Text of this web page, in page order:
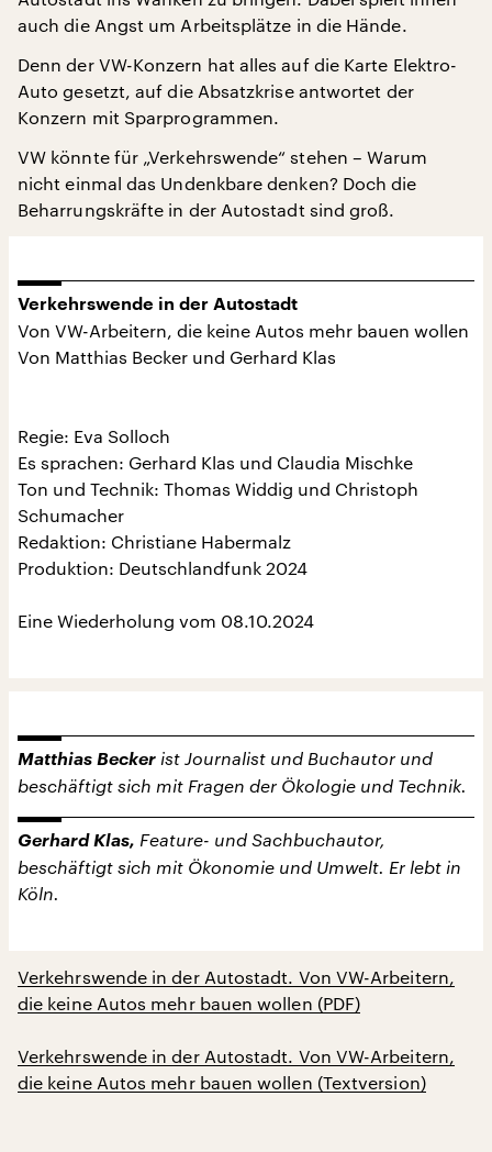
auch die Angst um Arbeitsplätze in die Hände.
Denn der VW-Konzern hat alles auf die Karte Elektro-
Auto gesetzt, auf die Absatzkrise antwortet der
Konzern mit Sparprogrammen.
VW könnte für „Verkehrswende“ stehen – Warum
nicht einmal das Undenkbare denken? Doch die
Beharrungskräfte in der Autostadt sind groß.
Verkehrswende in der Autostadt
Von VW-Arbeitern, die keine Autos mehr bauen wollen
Von Matthias Becker und Gerhard Klas
Regie: Eva Solloch
Es sprachen: Gerhard Klas und Claudia Mischke
Ton und Technik: Thomas Widdig und Christoph
Schumacher
Redaktion: Christiane Habermalz
Produktion: Deutschlandfunk 2024
Eine Wiederholung vom 08.10.2024
Matthias Becker ist Journalist und Buchautor und
beschäftigt sich mit Fragen der Ökologie und Technik.
Gerhard Klas, Feature- und Sachbuchautor,
beschäftigt sich mit Ökonomie und Umwelt. Er lebt in
Köln.
Verkehrswende in der Autostadt. Von VW-Arbeitern,
die keine Autos mehr bauen wollen (PDF)
Verkehrswende in der Autostadt. Von VW-Arbeitern,
die keine Autos mehr bauen wollen (Textversion)